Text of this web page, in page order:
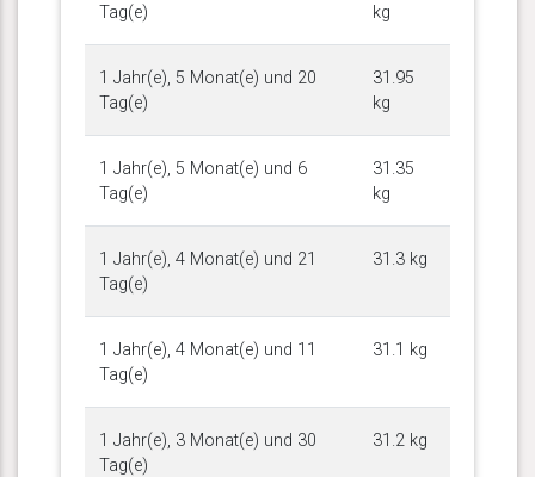
Tag(e)
kg
1 Jahr(e), 5 Monat(e) und 20
Tag(e)
31.95
kg
1 Jahr(e), 5 Monat(e) und 6
Tag(e)
31.35
kg
1 Jahr(e), 4 Monat(e) und 21
Tag(e)
31.3 kg
1 Jahr(e), 4 Monat(e) und 11
Tag(e)
31.1 kg
1 Jahr(e), 3 Monat(e) und 30
Tag(e)
31.2 kg